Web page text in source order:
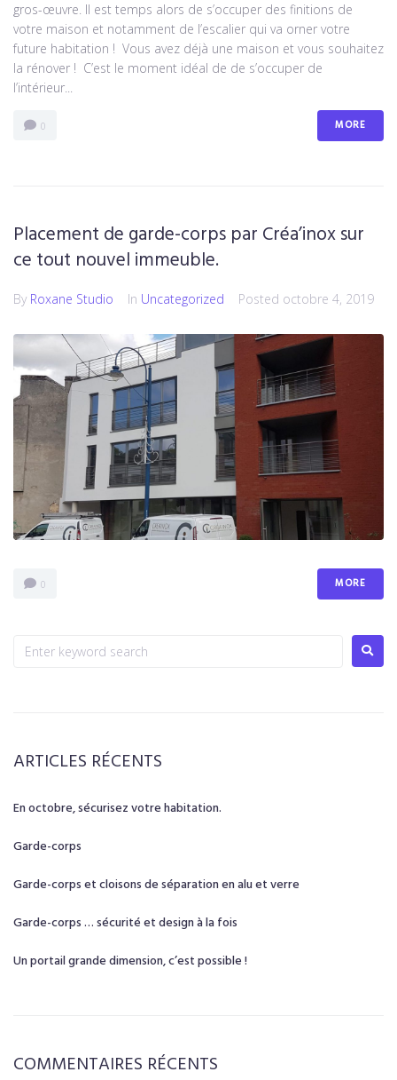
gros-œuvre. Il est temps alors de s’occuper des finitions de
votre maison et notamment de l’escalier qui va orner votre
future habitation ! Vous avez déjà une maison et vous souhaitez
la rénover ! C’est le moment idéal de de s’occuper de
l’intérieur...
0 MORE
Placement de garde-corps par Créa’inox sur
ce tout nouvel immeuble.
By Roxane Studio In Uncategorized Posted octobre 4, 2019
0 MORE
ARTICLES RÉCENTS
En octobre, sécurisez votre habitation.
Garde-corps
Garde-corps et cloisons de séparation en alu et verre
Garde-corps … sécurité et design à la fois
Un portail grande dimension, c’est possible !
COMMENTAIRES RÉCENTS